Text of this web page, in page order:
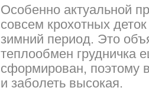
Особенно актуальной
совсем крохотных
зимний период. Это
теплообмен грудничка
сформирован, поэтому
и заболеть высокая.